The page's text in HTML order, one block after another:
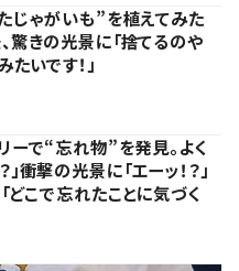
じゃがいも”を植えてみた
きの光景に「捨てるのや
たいです！」
ーで“忘れ物”を発見。よく
衝撃の光景に「エーッ！？」
「どこで忘れたことに気づく